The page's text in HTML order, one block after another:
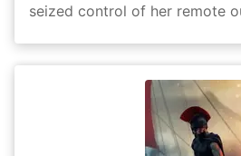
seized control of her remote